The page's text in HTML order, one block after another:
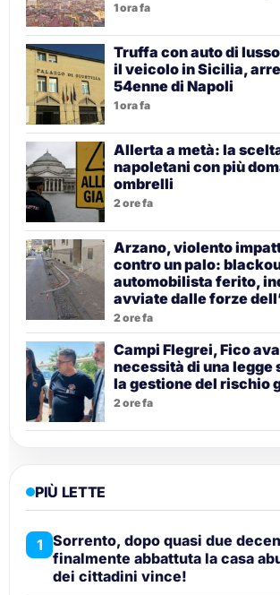
1 ora fa
Truffa con auto di
il veicolo in Sicilia,
54enne di Napoli
1 ora fa
Allerta a metà: la
napoletani con più
ombrelli
2 ore fa
Arzano, violento
contro un palo:
automobilista ferito,
avviate dalle forze
2 ore fa
Campi Flegrei, Fico
necessità di una legge
la gestione del rischio
2 ore fa
PIÙ LETTE
1 Sorrento, dopo quasi due
finalmente abbattuta la casa
dei cittadini vince!